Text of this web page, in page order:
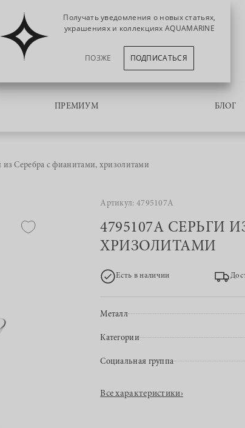
ПРЕМИУМ БЛОГ
из Серебра с фианитами, хризолитами
Артикул: 4795107А
4795107А СЕРЬГИ
ХРИЗОЛИТАМИ
Есть в наличии
Металл
Категории
Социальная группа
Все характеристики›
Получать уведомления о новых статьях,
украшениях и коллекциях AQUAMARINE
ПОЗЖЕ ПОДПИСАТЬСЯ